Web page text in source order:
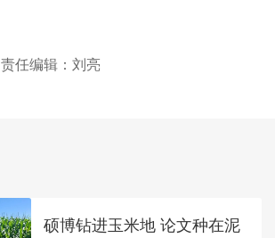
责任编辑：刘亮
硕博钻进玉米地 论文种在泥